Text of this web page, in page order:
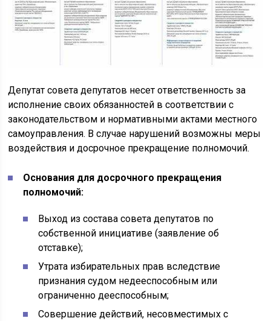
Депутат совета депутатов несет ответственность за
исполнение своих обязанностей в соответствии с
законодательством и нормативными актами местного
самоуправления. В случае нарушений возможны меры
воздействия и досрочное прекращение полномочий.
Основания для досрочного прекращения
полномочий:
Выход из состава совета депутатов по
собственной инициативе (заявление об
отставке);
Утрата избирательных прав вследствие
признания судом недееспособным или
ограниченно дееспособным;
Совершение действий, несовместимых с